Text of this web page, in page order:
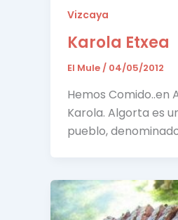
Vizcaya
Karola Etxea
El Mule/ 04/05/2012
Hemos Comido..en
Karola. Algorta es
pueblo,